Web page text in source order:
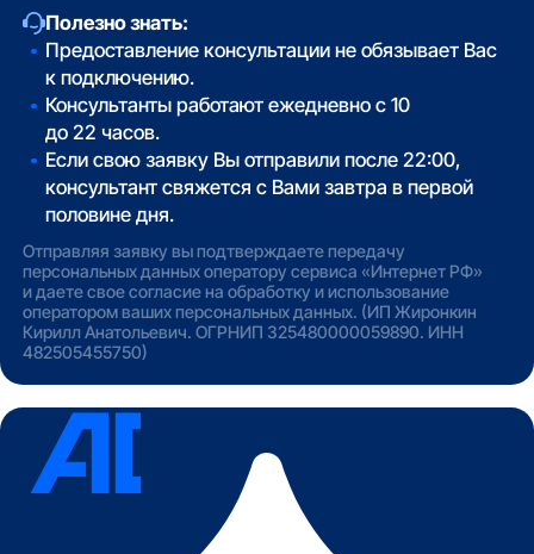
Полезно знать:
Предоставление консультации не обязывает Вас
к подключению.
Консультанты работают ежедневно с 10
до 22 часов.
Если свою заявку Вы отправили после 22:00,
консультант свяжется с Вами завтра в первой
половине дня.
Отправляя заявку вы подтверждаете передачу
персональных данных оператору сервиса «Интернет РФ»
и даете свое согласие на обработку и использование
оператором ваших персональных данных. (ИП Жиронкин
Кирилл Анатольевич. ОГРНИП 325480000059890. ИНН
482505455750)